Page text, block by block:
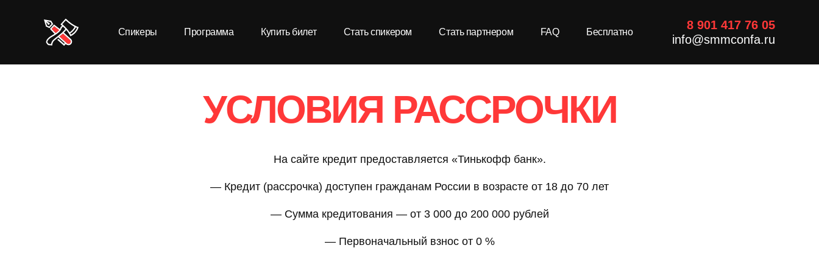
Спикеры Программа Купить билет Стать спикером Стать партнером FAQ Бесплатно
8 901 417 76 05
info@smmconfa.ru
УСЛОВИЯ РАССРОЧКИ
На сайте кредит предоставляется «Тинькофф банк».
— Кредит (рассрочка) доступен гражданам России в возрасте от 18 до 70 лет
— Сумма кредитования — от 3 000 до 200 000 рублей
— Первоначальный взнос от 0 %